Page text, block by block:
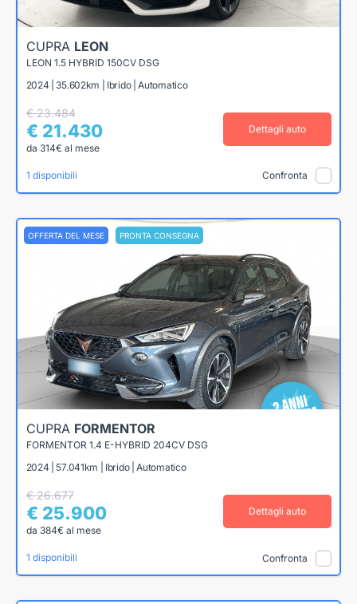
CUPRA LEON
LEON 1.5 HYBRID 150CV DSG
2024 | 35.602km | Ibrido | Automatico
€ 23.484
€ 21.430
da 314€ al mese
Dettagli auto
1 disponibili Confronta
OFFERTA DEL MESE PRONTA CONSEGNA
CUPRA FORMENTOR
FORMENTOR 1.4 E-HYBRID 204CV DSG
2024 | 57.041km | Ibrido | Automatico
€ 26.677
€ 25.900
da 384€ al mese
Dettagli auto
1 disponibili Confronta